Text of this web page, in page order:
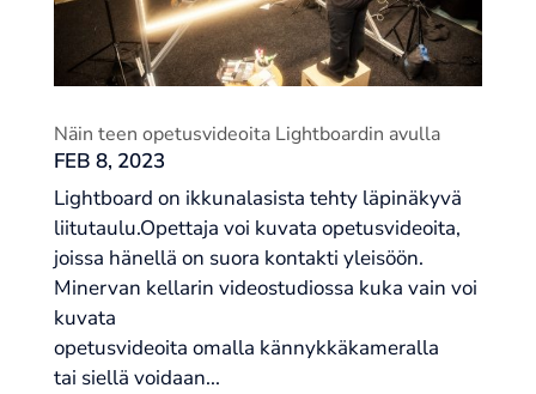
Näin teen opetusvideoita Lightboardin avulla
FEB 8, 2023
Lightboard on ikkunalasista tehty läpinäkyvä
liitutaulu.Opettaja voi kuvata opetusvideoita,
joissa hänellä on suora kontakti yleisöön.
Minervan kellarin videostudiossa kuka vain voi
kuvata
opetusvideoita omalla kännykkäkameralla
tai siellä voidaan...